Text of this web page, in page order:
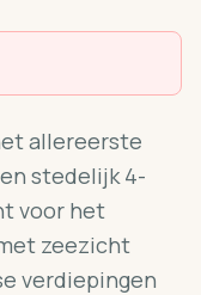
allereerste
stedelijk 4-
voor het
zeezicht
verdiepingen